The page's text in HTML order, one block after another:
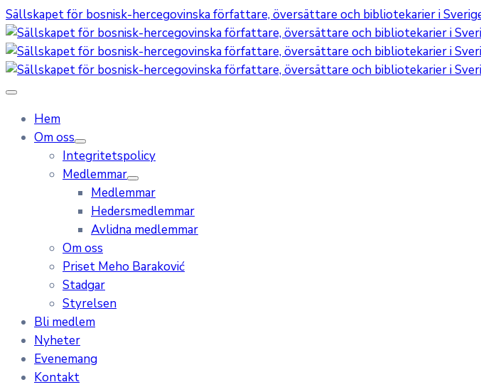
Sällskapet för bosnisk-hercegovinska författare, översättare och bibliotekarier i
Hem
Om oss
Integritetspolicy
Medlemmar
Medlemmar
Hedersmedlemmar
Avlidna medlemmar
Om oss
Priset Meho Baraković
Stadgar
Styrelsen
Bli medlem
Nyheter
Evenemang
Kontakt